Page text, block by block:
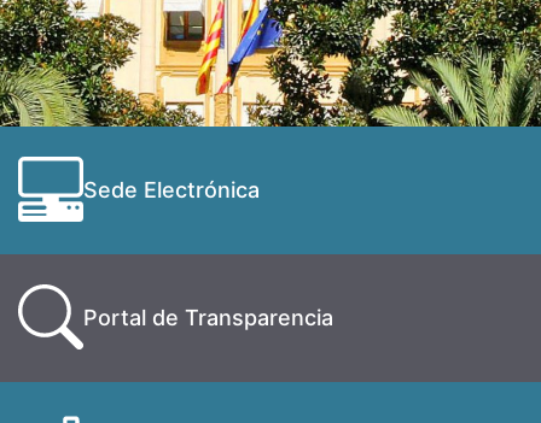
Sede Electrónica
Portal de Transparencia